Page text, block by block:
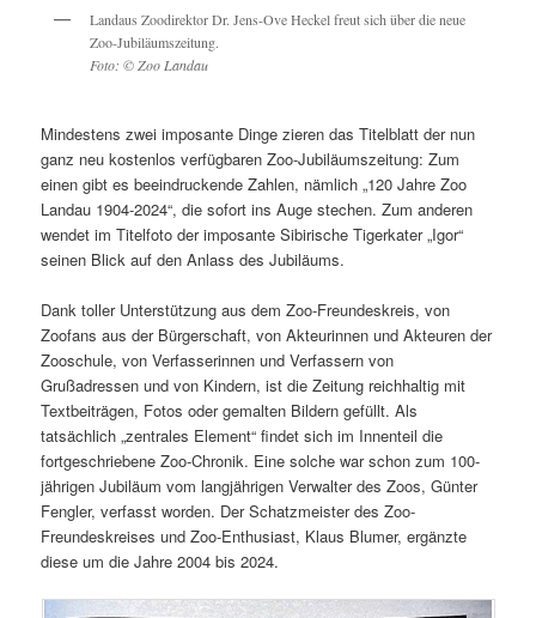
Landaus Zoodirektor Dr. Jens-Ove Heckel freut sich über die neue
Zoo-Jubiläumszeitung.
Foto: © Zoo Landau
Mindestens zwei imposante Dinge zieren das Titelblatt der nun
ganz neu kostenlos verfügbaren Zoo-Jubiläumszeitung: Zum
einen gibt es beeindruckende Zahlen, nämlich „120 Jahre Zoo
Landau 1904-2024“, die sofort ins Auge stechen. Zum anderen
wendet im Titelfoto der imposante Sibirische Tigerkater „Igor“
seinen Blick auf den Anlass des Jubiläums.
Dank toller Unterstützung aus dem Zoo-Freundeskreis, von
Zoofans aus der Bürgerschaft, von Akteurinnen und Akteuren der
Zooschule, von Verfasserinnen und Verfassern von
Grußadressen und von Kindern, ist die Zeitung reichhaltig mit
Textbeiträgen, Fotos oder gemalten Bildern gefüllt. Als
tatsächlich „zentrales Element“ findet sich im Innenteil die
fortgeschriebene Zoo-Chronik. Eine solche war schon zum 100-
jährigen Jubiläum vom langjährigen Verwalter des Zoos, Günter
Fengler, verfasst worden. Der Schatzmeister des Zoo-
Freundeskreises und Zoo-Enthusiast, Klaus Blumer, ergänzte
diese um die Jahre 2004 bis 2024.